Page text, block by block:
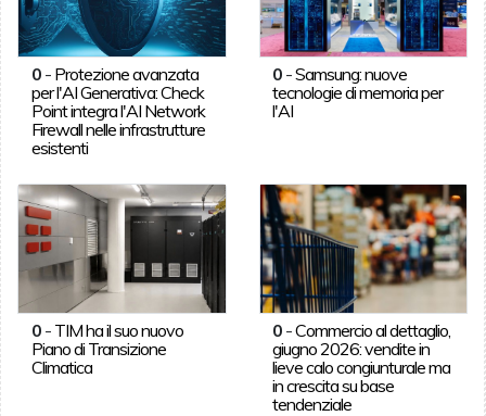
0- Protezione avanzata
per l'AI Generativa: Check
Point integra l'AI Network
Firewall nelle infrastrutture
esistenti
0 -Samsung: nuove
tecnologie di memoria per
l'AI
0- TIM ha il suo nuovo
Piano di Transizione
Climatica
0 -Commercio al dettaglio,
giugno 2026: vendite in
lieve calo congiunturale ma
in crescita su base
tendenziale